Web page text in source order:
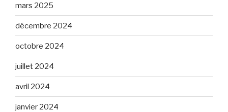
mars 2025
décembre 2024
octobre 2024
juillet 2024
avril 2024
janvier 2024